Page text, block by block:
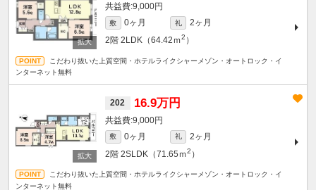
9,000円
敷 0ヶ月 礼
2ヶ月
2階 2LDK（64.42ｍ2 ）
こだわり抜いた上質空間・ホテルライクシャーメゾン・オートロック・イ
ンターネット無料
202 16.9万円
9,000円
敷 0ヶ月 礼
2ヶ月
2階 2SLDK（71.65ｍ2 ）
こだわり抜いた上質空間・ホテルライクシャーメゾン・オートロック・イ
ンターネット無料